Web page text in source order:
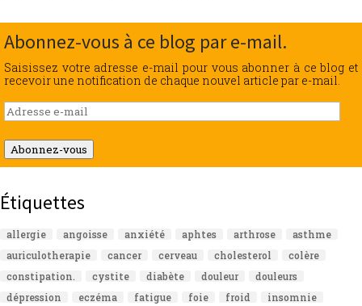
Abonnez-vous à ce blog par e-mail.
Saisissez votre adresse e-mail pour vous abonner à ce blog et
recevoir une notification de chaque nouvel article par e-mail.
Adresse
e-
mail
Abonnez-vous
Étiquettes
allergie angoisse anxiété aphtes arthrose
asthme
auriculotherapie
cancer cerveau cholesterol
colère
constipation.
cystite diabète douleur
douleurs
dépression
eczéma fatigue foie froid
insomnie